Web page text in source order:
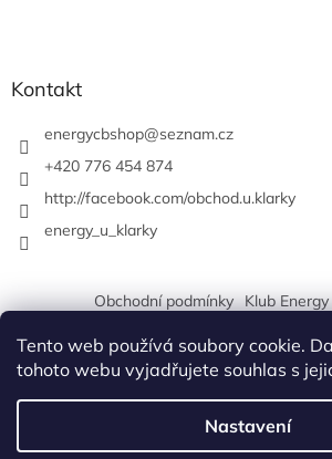
Tento web používá soubory cookie.
tohoto webu vyjadřujete souhlas s
Nastavení
Kontakt
energycbshop@seznam.cz
+420 776 454 874
http://facebook.com/obchod.u.klarky
energy_u_klarky
Obchodní podmínky Klub Energy